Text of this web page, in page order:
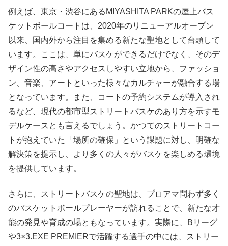
例えば、東京・渋谷にあるMIYASHITA PARKの屋上バス
ケットボールコートは、2020年のリニューアルオープン
以来、国内外から注目を集める新たな聖地として台頭して
います。ここは、単にバスケができるだけでなく、そのデ
ザイン性の高さやアクセスしやすい立地から、ファッショ
ン、音楽、アートといった様々なカルチャーが融合する場
となっています。また、コートの予約システムが導入され
るなど、現代の都市型ストリートバスケのあり方を示すモ
デルケースとも言えるでしょう。かつてのストリートコー
トが抱えていた「場所の確保」という課題に対し、明確な
解決策を提示し、より多くの人々がバスケを楽しめる環境
を提供しています。
さらに、ストリートバスケの聖地は、プロアマ問わず多く
のバスケットボールプレーヤーが訪れることで、新たな才
能の発見や育成の場ともなっています。実際に、Bリーグ
や3×3.EXE PREMIERで活躍する選手の中には、ストリー